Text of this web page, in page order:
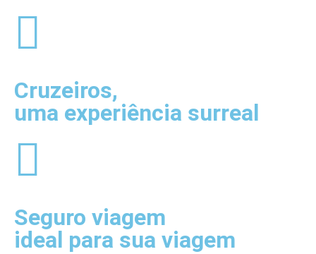
Cruzeiros,
uma experiência surreal
Seguro viagem
ideal para sua viagem